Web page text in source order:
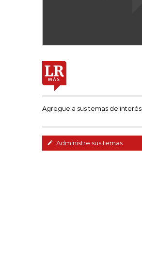
Agregue a sus temas de interés
Administre sus temas